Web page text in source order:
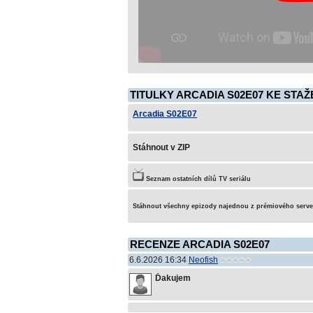
TITULKY ARCADIA S02E07 KE
Arcadia S02E07
Stáhnout v ZIP
Seznam ostatních dílů TV seriálu
Stáhnout všechny epizody najednou z prémiového
RECENZE ARCADIA S02E07
6.6.2026 16:34 Neofish
Ďakujem